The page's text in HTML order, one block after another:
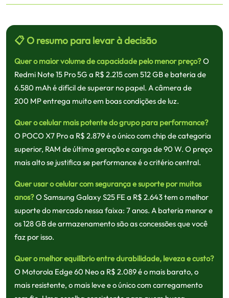
📋 O resumo para levar à decisão
Quer o maior volume de capacidade pelo menor preço?O
Redmi Note 15 Pro 5G a R$ 2.215 com 512 GB e bateria de
6.580 mAh é difícil de superar no papel. A câmera de
200 MP entrega muito em boas condições de luz.
Quer o celular mais potente do grupo para performance?
O POCO X7 Pro a R$ 2.879 é o único com chip de categoria
superior, RAM de última geração e carga de 90 W. O preço
mais alto se justifica se performance é o critério central.
Quer usar o celular com segurança e suporte por muitos
anos?O Samsung Galaxy S25 FE a R$ 2.643 tem o melhor
suporte do mercado nessa faixa: 7 anos. A bateria menor e
os 128 GB de armazenamento são as concessões que você
faz por isso.
Quer o melhor equilíbrio entre durabilidade, leveza e custo?
O Motorola Edge 60 Neo a R$ 2.089 é o mais barato, o
mais resistente, o mais leve e o único com carregamento